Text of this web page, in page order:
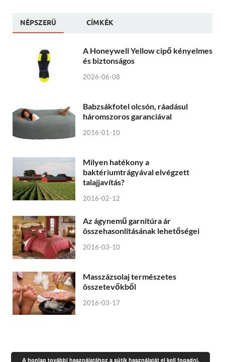
NÉPSZERÜ CÍMKÉK
A Honeywell Yellow cipő kényelmes
és biztonságos
2026-06-08
Babzsákfotel olcsón, ráadásul
háromszoros garanciával
2016-01-10
Milyen hatékony a
baktériumtrágyával elvégzett
talajjavítás?
2016-02-12
Az ágynemű garnitúra ár
összehasonlításának lehetőségei
2016-03-10
Masszázsolaj természetes
összetevőkből
2016-03-17
A honlap további használatához a sütik használatát el kell fogadni.